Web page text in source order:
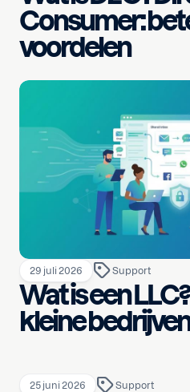
Consumer:
voordelen
29 juli 2026 Support
Wat is een
kleine
25 juni 2026 Support